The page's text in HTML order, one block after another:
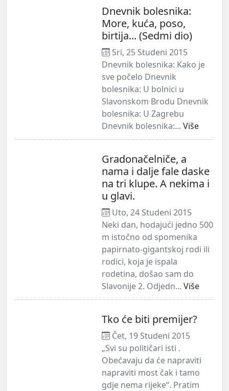
Dnevnik bolesnika:
More, kuća, poso,
birtija... (Sedmi dio)
Sri, 25 Studeni 2015
Dnevnik bolesnika: Kako je
sve počelo Dnevnik
bolesnika: U bolnici u
Slavonskom Brodu Dnevnik
bolesnika: U Zagrebu
Dnevnik bolesnika:... Više
Gradonačelniče, a
nama i dalje fale daske
na tri klupe. A nekima i
u glavi.
Uto, 24 Studeni 2015
Neki dan, hodajući jedno 500
m istočno od spomenika
papirnato-gigantskoj rodi ili
rodici, koja je ispala
rodetina, došao sam do
Slavonije 2. Odjedn... Više
Tko će biti premijer?
Čet, 19 Studeni 2015
„Svi su političari isti .
Obećavaju da će napraviti
napraviti most čak i tamo
gdje nema rijeke“. Pratim